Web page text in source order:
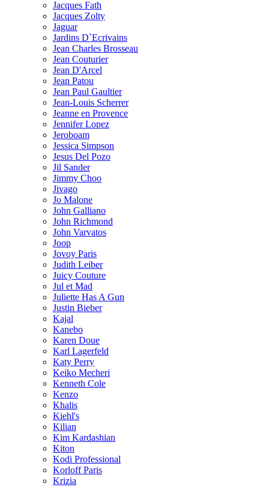
Jacques Fath
Jacques Zolty
Jaguar
Jardins D`Ecrivains
Jean Charles Brosseau
Jean Couturier
Jean D'Arcel
Jean Patou
Jean Paul Gaultier
Jean-Louis Scherrer
Jeanne en Provence
Jennifer Lopez
Jeroboam
Jessica Simpson
Jesus Del Pozo
Jil Sander
Jimmy Choo
Jivago
Jo Malone
John Galliano
John Richmond
John Varvatos
Joop
Jovoy Paris
Judith Leiber
Juicy Couture
Jul et Mad
Juliette Has A Gun
Justin Bieber
Kajal
Kanebo
Karen Doue
Karl Lagerfeld
Katy Perry
Keiko Mecheri
Kenneth Cole
Kenzo
Khalis
Kiehl's
Kilian
Kim Kardashian
Kiton
Kodi Professional
Korloff Paris
Krizia